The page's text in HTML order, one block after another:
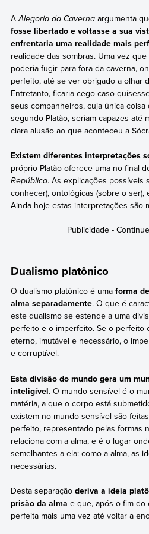
AAlegoria da Cavernaargumenta
fosse libertado e voltasse a sua
enfrentaria uma realidade mais
realidade das sombras. Uma vez
poderia fugir para fora da caverna,
perfeito, até se ver obrigado a olhar
Entretanto, ficaria cego caso
seus companheiros, cuja única
segundo Platão, seriam capazes até
clara alusão ao que aconteceu a
Existem diferentes interpretações
próprio Platão oferece uma no final
República. As explicações possíveis
conhecer), ontológicas (sobre o ser),
Ainda hoje estas interpretações são
Dualismo platônico
O dualismo platônico é umaforma
alma separadamente. O que é
este dualismo se estende a uma
perfeito e o imperfeito. Se o perfeito
eterno, imutável e necessário, o
e corruptível.
Esta divisão do mundo gera um
inteligível. O mundo sensível é o
matéria, a que o corpo está
existem no mundo sensível são
perfeito, representado pelas formas
relaciona com a alma, e é o lugar
semelhantes a ela: como a alma, as
necessárias.
Desta separação deriva a ideia
prisão da alma e que, após o fim do
perfeita mais uma vez até voltar a